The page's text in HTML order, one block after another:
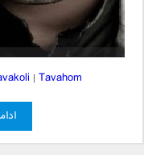
| Tavahom